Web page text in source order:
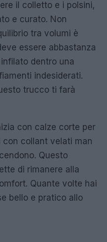
il colletto e i polsini,
e curato. Non
tra volumi è
essere abbastanza
dentro una
indesiderati.
trucco ti farà
con calze corte per
collant velati man
Questo
di rimanere alla
Quante volte hai
bello e pratico allo